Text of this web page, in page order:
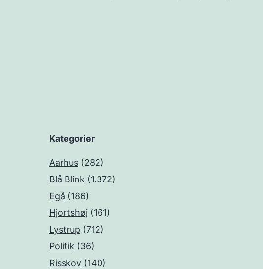
Kategorier
Aarhus (282)
Blå Blink (1.372)
Egå (186)
Hjortshøj (161)
Lystrup (712)
Politik (36)
Risskov (140)